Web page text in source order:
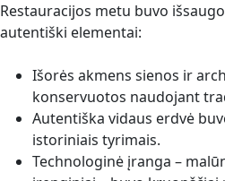
Restauracijos metu buvo
autentiški elementai:
Išorės akmens sienos ir
konservuotos naudojant
Autentiška vidaus erdvė
istoriniais tyrimais.
Technologinė įranga –